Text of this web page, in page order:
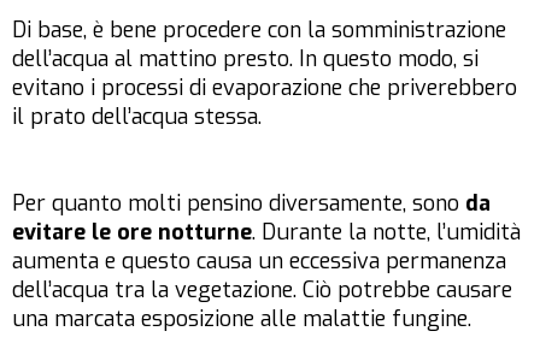
Di base, è bene procedere con la somministrazione
dell’acqua al mattino presto. In questo modo, si
evitano i processi di evaporazione che priverebbero
il prato dell’acqua stessa.
Per quanto molti pensino diversamente, sono da
evitare le ore notturne. Durante la notte, l’umidità
aumenta e questo causa un eccessiva permanenza
dell’acqua tra la vegetazione. Ciò potrebbe causare
una marcata esposizione alle malattie fungine.